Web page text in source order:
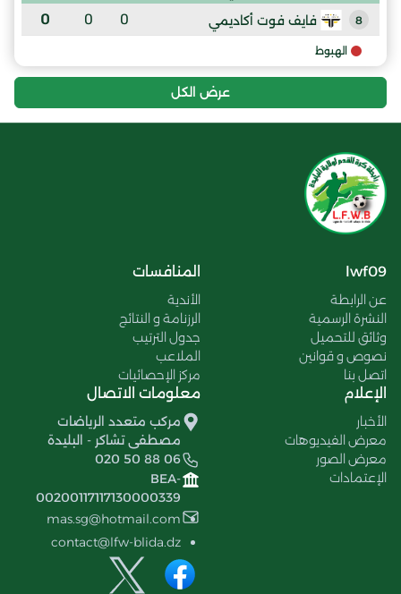
8 فايف فوت أكاديمي 0
0
0
الهبوط
عرض الكل
lwf09
عن الرابطة
النشرة الرسمية
وثائق للتحميل
نصوص و قوانين
اتصل بنا
المنافسات
الأندية
الرزنامة و النتائج
جدول الترتيب
الملاعب
مركز الإحصائيات
الإعلام
الأخبار
معرض الفيديوهات
معرض الصور
الإعتمادات
معلومات الاتصال
مركب متعدد الرياضات
مصطفى تشاكر - البليدة
020 50 88 06
BEA-
00200117117130000339
mas.sg@hotmail.com
contact@lfw-blida.dz